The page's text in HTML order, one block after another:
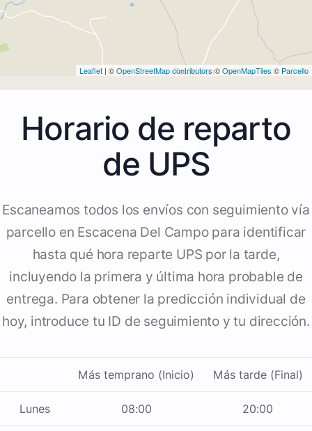
Leaflet | ©OpenStreetMap contributors©OpenMapTiles © Parcello
Horario de reparto
de UPS
Escaneamos todos los envíos con seguimiento vía
parcello en Escacena Del Campo para identificar
hasta qué hora reparte UPS por la tarde,
incluyendo la primera y última hora probable de
entrega. Para obtener la predicción individual de
hoy, introduce tu ID de seguimiento y tu dirección.
Más temprano (Inicio) Más tarde (Final)
Lunes 08:00 20:00